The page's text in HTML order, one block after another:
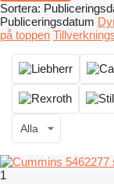
Sortera:
Publiceringsdatum
på toppen
Alla
1